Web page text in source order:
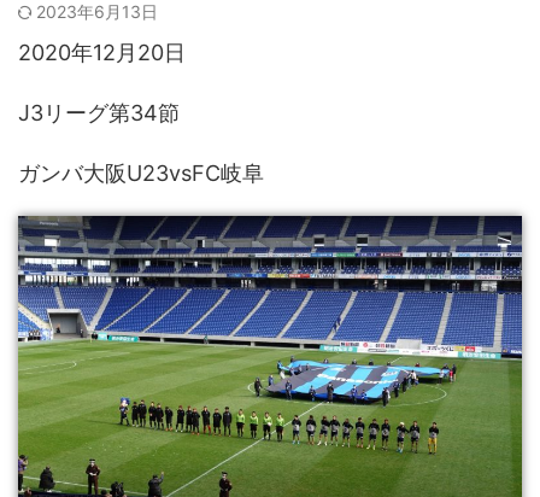
2023年6月13日
2020年12月20日
J3リーグ第34節
ガンバ大阪U23vsFC岐阜